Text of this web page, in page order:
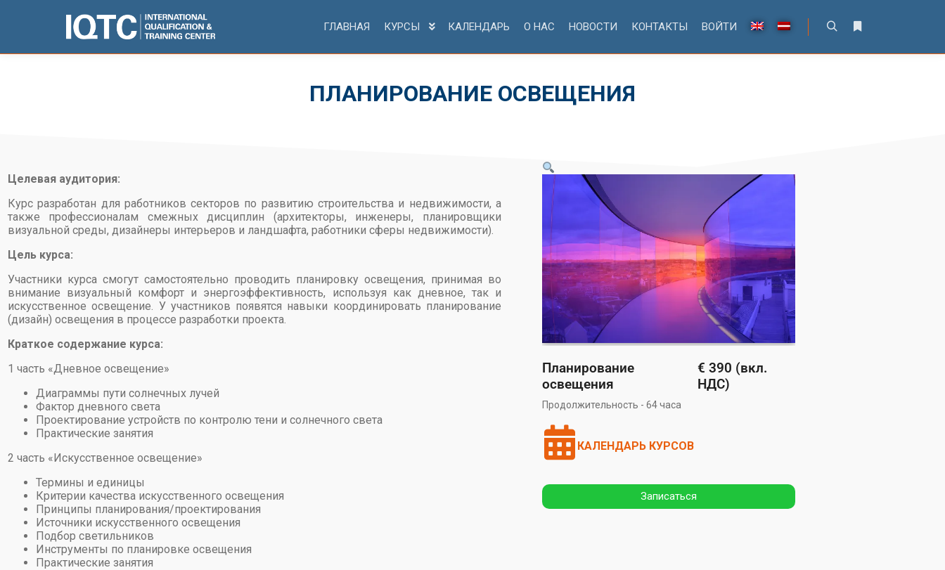
ГЛАВНАЯ КУРСЫ КАЛЕНДАРЬ О НАС НОВОСТИ КОНТАКТЫ ВОЙТИ
ПЛАНИРОВАНИЕ ОСВЕЩЕНИЯ
Целевая аудитория:
Курс разработан для работников секторов по развитию строительства и недвижимости, а
также профессионалам смежных дисциплин (архитекторы, инженеры, планировщики
визуальной среды, дизайнеры интерьеров и ландшафта, работники сферы недвижимости).
Цель курса:
Участники курса смогут самостоятельно проводить планировку освещения, принимая во
внимание визуальный комфорт и энергоэффективность, используя как дневное, так и
искусственное освещение. У участников появятся навыки координировать планирование
(дизайн) освещения в процессе разработки проекта.
Краткое содержание курса:
1 часть «Дневное освещение»
Диаграммы пути солнечных лучей
Фактор дневного света
Проектирование устройств по контролю тени и солнечного света
Практические занятия
2 часть «Искусственное освещение»
Термины и единицы
Критерии качества искусственного освещения
Принципы планирования/проектирования
Источники искусственного освещения
Подбор светильников
Инструменты по планировке освещения
Практические занятия
Планирование
освещения
€ 390 (вкл.
НДС)
Продолжительность - 64 часа
КАЛЕНДАРЬ КУРСОВ
Записаться